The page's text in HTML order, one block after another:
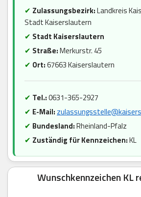
✔ Zulassungsbezirk:Landkreis
Stadt Kaiserslautern
✔ Stadt Kaiserslautern
✔ Straße:Merkurstr. 45
✔ Ort:67663 Kaiserslautern
✔ Tel.:0631-365-2927
✔ E-Mail:
✔ Bundesland:Rheinland-Pfalz
✔ Zuständig für Kennzeichen:KL
Wunschkennzeichen KL